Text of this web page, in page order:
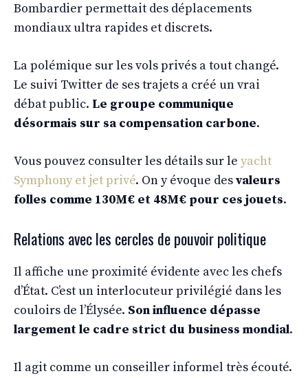
Bombardier permettait des déplacements
mondiaux ultra rapides et discrets.
La polémique sur les vols privés a tout changé.
Le suivi Twitter de ses trajets a créé un vrai
débat public. Le groupe communique
désormais sur sa compensation carbone.
Vous pouvez consulter les détails sur le yacht
Symphony et jet privé. On y évoque desvaleurs
folles comme 130M€ et 48M€ pour ces jouets.
Relations avec les cercles de pouvoir politique
Il affiche une proximité évidente avec les chefs
d’État. C’est un interlocuteur privilégié dans les
couloirs de l’Élysée. Son influence dépasse
largement le cadre strict du business mondial.
Il agit comme un conseiller informel très écouté.